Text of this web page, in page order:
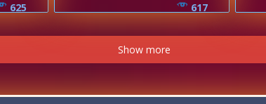
625
617
Show more